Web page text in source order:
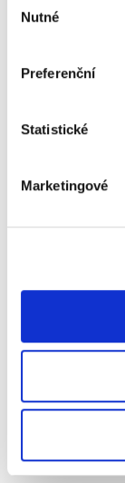
souhlasu
Nutné
Preferenční
Statistické
Marketingové